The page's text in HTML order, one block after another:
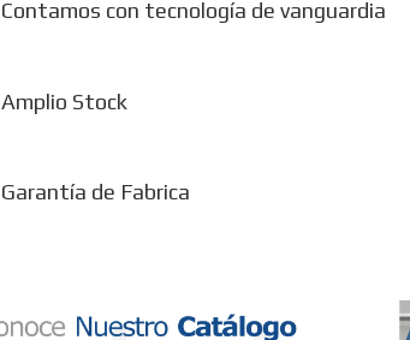
Contamos con tecnología de vanguardia
Amplio Stock
Garantía de Fabrica